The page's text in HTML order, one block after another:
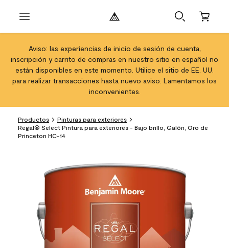
Aviso: las experiencias de inicio de sesión de cuenta,
inscripción y carrito de compras en nuestro sitio en español no
están disponibles en este momento. Utilice el sitio de EE. UU.
para realizar transacciones hasta nuevo aviso. Lamentamos los
inconvenientes.
Productos
Pinturas para exteriores
Regal® Select Pintura para exteriores - Bajo brillo, Galón, Oro de
Princeton HC-14